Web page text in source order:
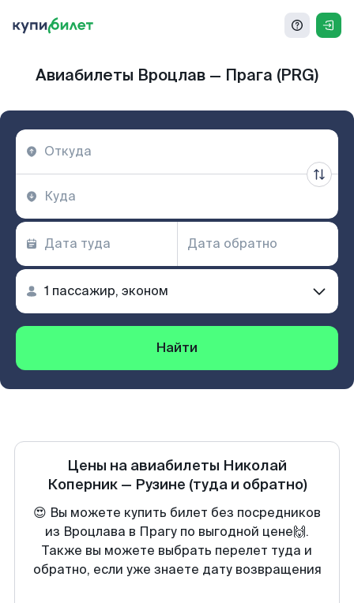
Авиабилеты Вроцлав — Прага (PRG)
Найти
Цены на авиабилеты Николай
Коперник— Рузине (туда и обратно)
😍 Вы можете купить билет без посредников
из Вроцлава в Прагу по выгодной цене🙌.
Также вы можете выбрать перелет туда и
обратно, если уже знаете дату возвращения